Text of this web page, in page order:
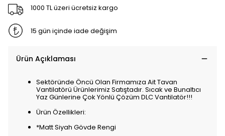
1000 TL üzeri ücretsiz kargo
15 gün içinde iade değişim
Ürün Açıklaması
Sektöründe Öncü Olan Firmamıza Ait Tavan
Vantilatörü Ürünlerimiz Satıştadır. Sıcak ve Bunaltıcı
Yaz Günlerine Çok Yönlü Çözüm DLC Vantilatör!!!
Ürün Özellikleri:
*Matt Siyah Gövde Rengi